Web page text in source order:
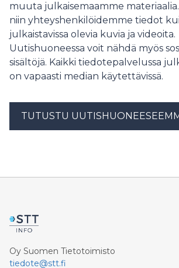
muuta julkaisemaamme
niin yhteyshenkilöidemme tiedot
julkaistavissa olevia kuvia ja videoita.
Uutishuoneessa voit nähdä myös
sisältöjä. Kaikki tiedotepalvelussa
on vapaasti median käytettävissä.
TUTUSTU
Oy Suomen Tietotoimisto
tiedote@stt.fi